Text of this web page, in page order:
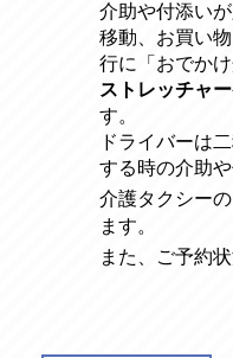
介助や付添い
移動、お買い
行に「おでか
ストレッチャー
す。
ドライバーは
する時の介助
介護タクシー
ます。
また、ご予約状